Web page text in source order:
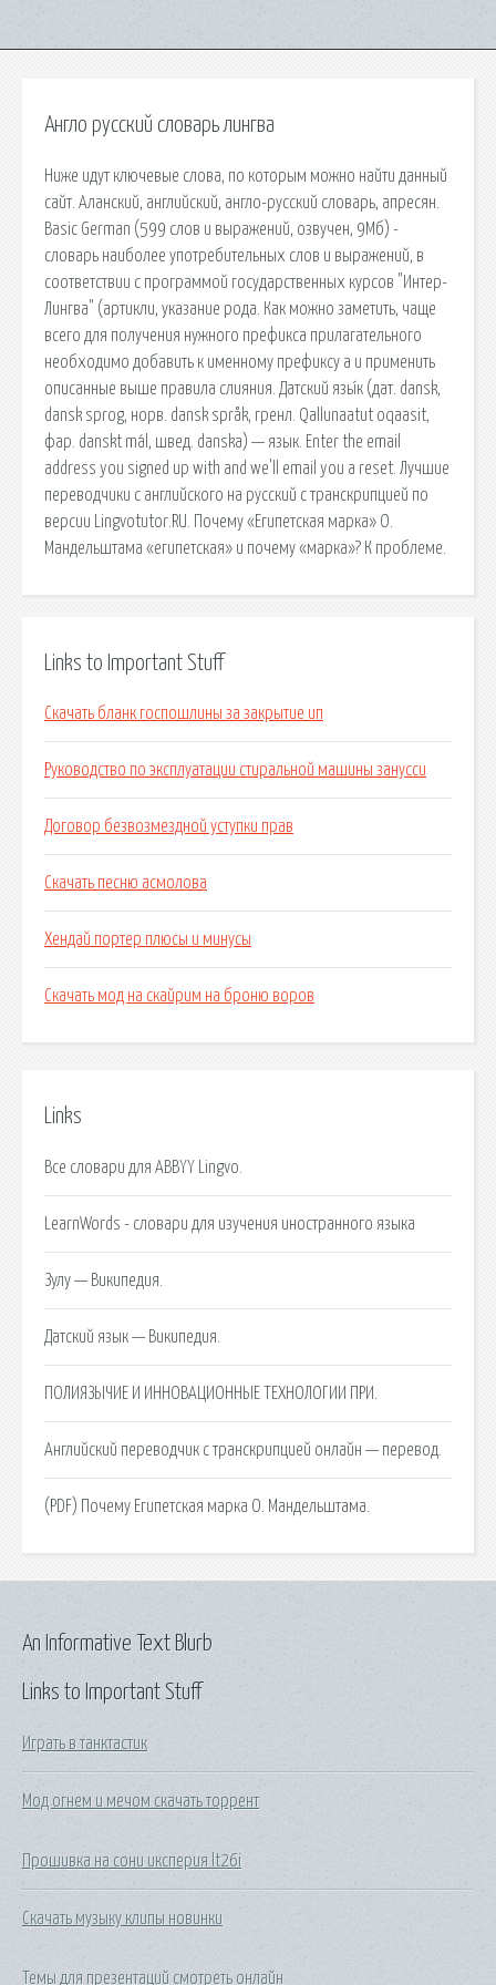
Англо русский словарь лингва
Ниже идут ключевые слова, по которым можно найти данный
сайт. Аланский, английский, англо-русский словарь, апресян.
Basic German (599 слов и выражений, озвучен, 9Мб) -
словарь наиболее употребительных слов и выражений, в
соответствии с программой государственных курсов "Интер-
Лингва" (артикли, указание рода. Как можно заметить, чаще
всего для получения нужного префикса прилагательного
необходимо добавить к именному префиксу a и применить
описанные выше правила слияния. Датский язы́к (дат. dansk,
dansk sprog, норв. dansk språk, гренл. Qallunaatut oqaasit,
фар. danskt mál, швед. danska) — язык. Enter the email
address you signed up with and we'll email you a reset. Лучшие
переводчики с английского на русский с транскрипцией по
версии Lingvotutor.RU. Почему «Египетская марка» О.
Мандельштама «египетская» и почему «марка»? К проблеме.
Links to Important Stuff
Скачать бланк госпошлины за закрытие ип
Руководство по эксплуатации стиральной машины занусси
Договор безвозмездной уступки прав
Скачать песню асмолова
Хендай портер плюсы и минусы
Скачать мод на скайрим на броню воров
Links
Все словари для ABBYY Lingvo.
LearnWords - словари для изучения иностранного языка
Зулу — Википедия.
Датский язык — Википедия.
ПОЛИЯЗЫЧИЕ И ИННОВАЦИОННЫЕ ТЕХНОЛОГИИ ПРИ.
Английский переводчик с транскрипцией онлайн — перевод.
(PDF) Почему Египетская марка О. Мандельштама.
Links to Important Stuff
Играть в танктастик
Мод огнем и мечом скачать торрент
Прошивка на сони иксперия lt26i
Скачать музыку клипы новинки
Темы для презентаций смотреть онлайн
An Informative Text Blurb